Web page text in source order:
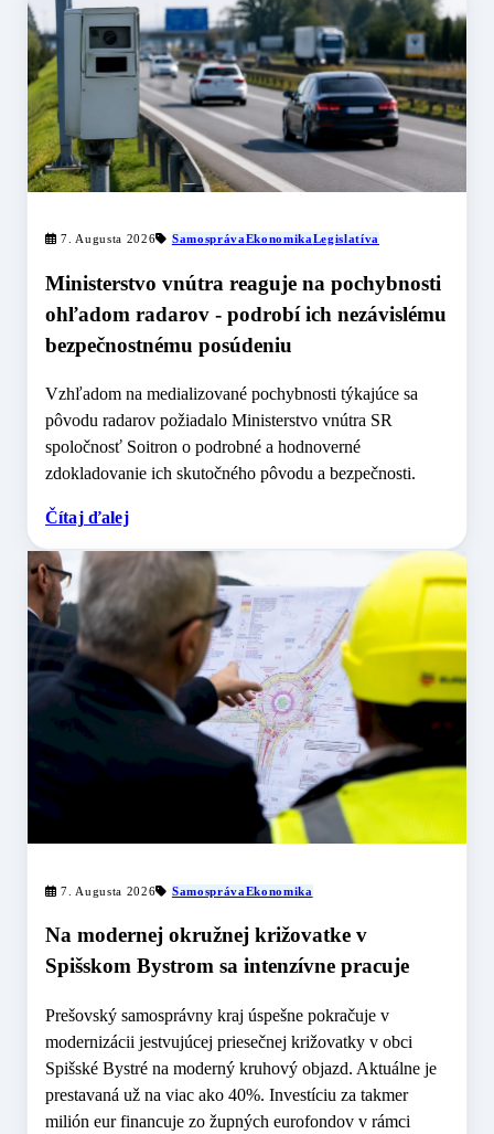
7. Augusta 2026 SamosprávaEkonomikaLegislatíva
Ministerstvo vnútra reaguje na pochybnosti
ohľadom radarov - podrobí ich nezávislému
bezpečnostnému posúdeniu
Vzhľadom na medializované pochybnosti týkajúce sa
pôvodu radarov požiadalo Ministerstvo vnútra SR
spoločnosť Soitron o podrobné a hodnoverné
zdokladovanie ich skutočného pôvodu a bezpečnosti.
Čítaj ďalej
7. Augusta 2026 SamosprávaEkonomika
Na modernej okružnej križovatke v
Spišskom Bystrom sa intenzívne pracuje
Prešovský samosprávny kraj úspešne pokračuje v
modernizácii jestvujúcej priesečnej križovatky v obci
Spišské Bystré na moderný kruhový objazd. Aktuálne je
prestavaná už na viac ako 40%. Investíciu za takmer
milión eur financuje zo župných eurofondov v rámci